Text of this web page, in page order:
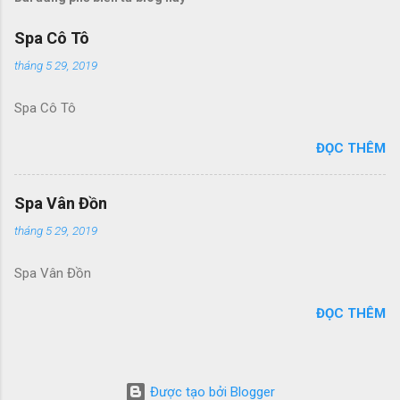
Spa Cô Tô
tháng 5 29, 2019
Spa Cô Tô
ĐỌC THÊM
Spa Vân Đồn
tháng 5 29, 2019
Spa Vân Đồn
ĐỌC THÊM
Được tạo bởi Blogger